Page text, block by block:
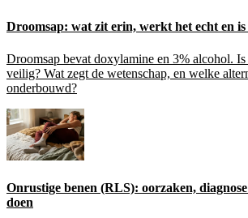
Droomsap: wat zit erin, werkt het echt en
Droomsap bevat doxylamine en 3% alcohol.
veilig? Wat zegt de wetenschap, en welke
onderbouwd?
Onrustige benen (RLS): oorzaken,
doen